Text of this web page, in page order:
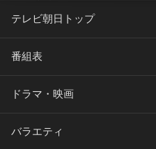
テレビ朝日トップ
番組表
ドラマ・映画
バラエティ